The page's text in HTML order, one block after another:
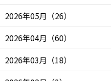
2026年05月 （26）
2026年04月 （60）
2026年03月 （18）